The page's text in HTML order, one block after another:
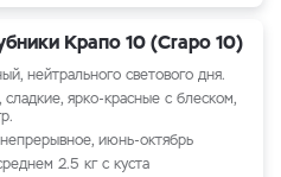
Крапо 10 (Crapo 10)
нейтрального светового дня.
ярко-красные с блеском,
июнь-октябрь
2.5 кг с куста